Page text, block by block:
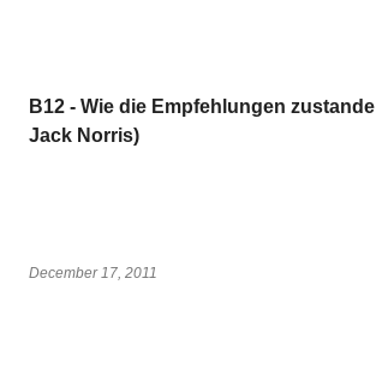
B12 - Wie die Empfehlungen
Jack Norris)
December 17, 2011